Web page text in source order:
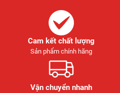
Cam kết chất lượng
Sản phẩm chính hãng
Vận chuyển nhanh